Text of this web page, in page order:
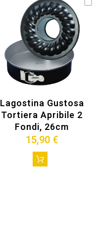
Lagostina Gustosa
Tortiera Apribile 2
Fondi, 26cm
15,90 €